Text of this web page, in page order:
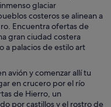
glaciar
costeros se alinean a
Encuentra ofertas de
gran ciudad costera
a palacios de estilo art
avión y comenzar allí tu
en crucero por el río
de Hierro, un
por castillos y el rostro de